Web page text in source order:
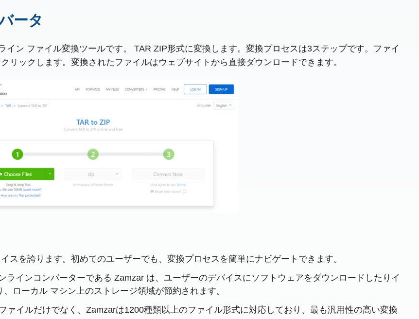
ータ
ン ファイル変換ツールです。 TAR ZIP形式に変換します。変換プロセスは3ステップです。ファイ
リックします。変換されたファイルはウェブサイトから直接ダウンロードできます。
スを誇ります。初めてのユーザーでも、変換プロセスを簡単にナビゲートできます。
ラインコンバーターである Zamzar は、ユーザーのデバイスにソフトウェアをダウンロードしたりイ
ローカル マシン上のストレージ領域が節約されます。
ァイルだけでなく、Zamzarは1200種類以上のファイル形式に対応しており、最も汎用性の高い変換